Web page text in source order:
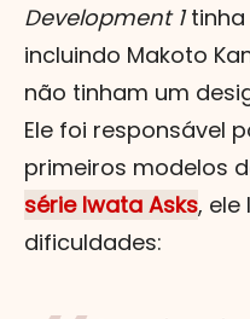
Development 1tinha
incluindo Makoto
não tinham um
Ele foi responsável
primeiros modelos
série Iwata Asks, ele
dificuldades: